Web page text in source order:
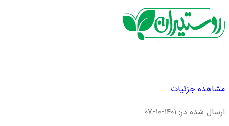
مشاهده جزئیات
ارسال شده در: ۱۴۰۱-۱۰-۰۷